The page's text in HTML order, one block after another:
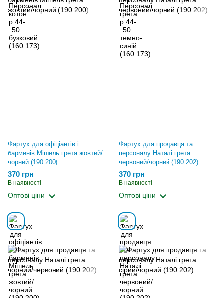
Фартух для офіціантів і
барменів Мішель грета жовтий/
чорний (190.200)
370 грн
В наявності
Оптові ціни
Фартух для продавця та
персоналу Наталі грета
червоний/чорний (190.202)
370 грн
В наявності
Оптові ціни